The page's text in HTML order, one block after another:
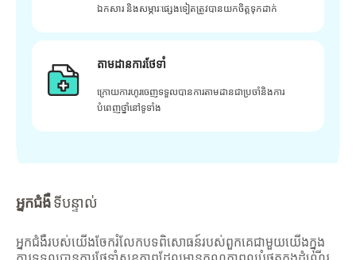
ឯកសារ និងសម្ភារៈផ្សេងទៀតត្រូវបានយកចិត្តទុកដាក់
តាមដានការថែទាំ
ក្រោយ​ការ​ហូរ​ចេញ​ទទួល​បាន​ការ​តាមដាន​ជា​ប្រចាំ​និង​ការ​
បំពេញ​ថ្នាំ​នៅ​ទូទាំង​
អ្នកជំងឺទីបន្ទាល់
អ្នកជំងឺរបស់យើងចែករំលែកបទពិសោធន៍របស់ពួកគេជាមួយយើងក្នុង